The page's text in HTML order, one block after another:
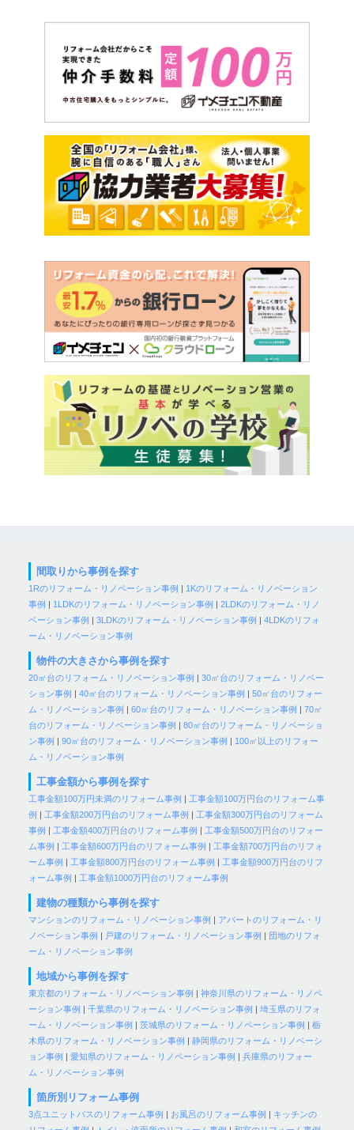
間取りから事例を探す
1Rのリフォーム・リノベーション事例 | 1Kのリフォーム・リノベーション
事例 | 1LDKのリフォーム・リノベーション事例 |2LDKのリフォーム・リノ
ベーション事例 |3LDKのリフォーム・リノベーション事例 |4LDKのリフォ
ーム・リノベーション事例
物件の大きさから事例を探す
20㎡台のリフォーム・リノベーション事例 |30㎡台のリフォーム・リノベー
ション事例 |40㎡台のリフォーム・リノベーション事例 |50㎡台のリフォー
ム・リノベーション事例 |60㎡台のリフォーム・リノベーション事例 |70㎡
台のリフォーム・リノベーション事例 |80㎡台のリフォーム・リノベーショ
ン事例 |90㎡台のリフォーム・リノベーション事例 | 100㎡以上のリフォー
ム・リノベーション事例
工事金額から事例を探す
工事金額100万円未満のリフォーム事例 | 工事金額100万円台のリフォーム事
例 | 工事金額200万円台のリフォーム事例 | 工事金額300万円台のリフォーム
事例 | 工事金額400万円台のリフォーム事例 | 工事金額500万円台のリフォー
ム事例 | 工事金額600万円台のリフォーム事例 | 工事金額700万円台のリフォ
ーム事例 | 工事金額800万円台のリフォーム事例 | 工事金額900万円台のリフ
ォーム事例 | 工事金額1000万円台のリフォーム事例
建物の種類から事例を探す
マンションのリフォーム・リノベーション事例 | アパートのリフォーム・リ
ノベーション事例 | 戸建のリフォーム・リノベーション事例 | 団地のリフォ
ーム・リノベーション事例
地域から事例を探す
東京都のリフォーム・リノベーション事例 |神奈川県のリフォーム・リノベ
ーション事例 |千葉県のリフォーム・リノベーション事例 |埼玉県のリフォ
ーム・リノベーション事例 |茨城県のリフォーム・リノベーション事例 |栃
木県のリフォーム・リノベーション事例 |静岡県のリフォーム・リノベーシ
ョン事例 |愛知県のリフォーム・リノベーション事例 |兵庫県のリフォー
ム・リノベーション事例
箇所別リフォーム事例
3点ユニットバスのリフォーム事例 | お風呂のリフォーム事例 | キッチンの